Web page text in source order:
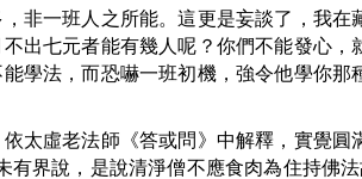
一班人之所能。這更是妄談了，我在
出七元者能有幾人呢？你們不能發心，
學法，而恐嚇一班初機，強令他學你那
虛老法師《答或問》中解釋，實覺圓
有界說，是說清淨僧不應食肉為住持佛